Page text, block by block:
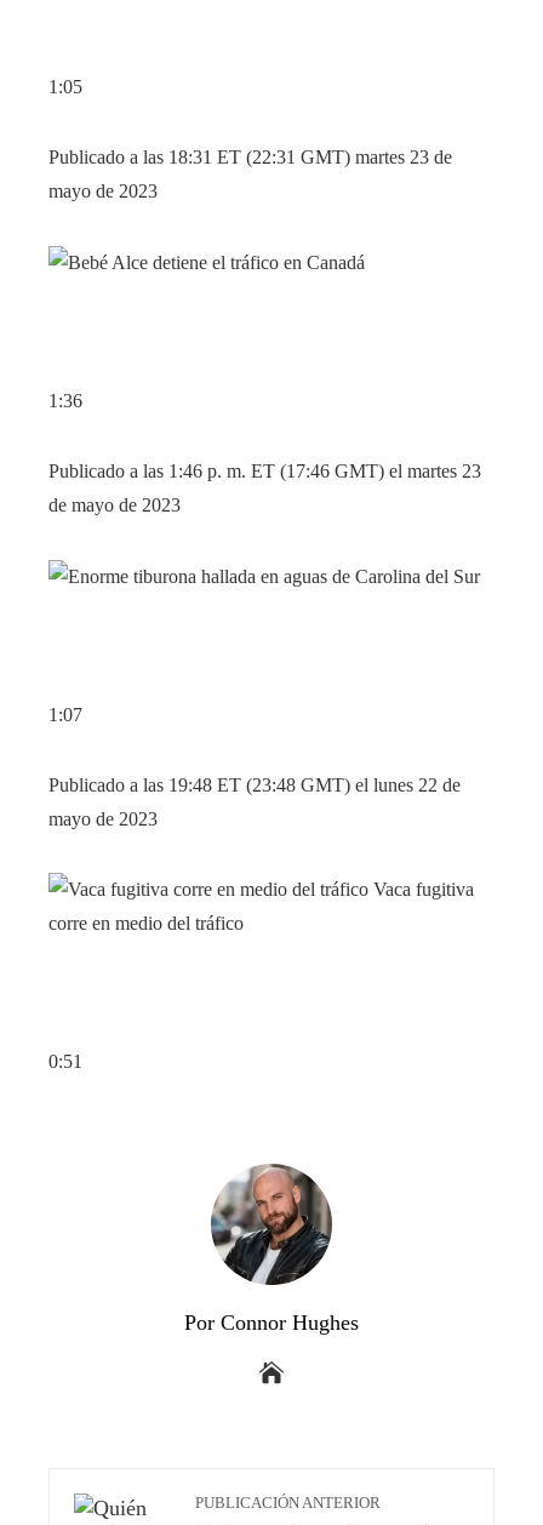
1:05
Publicado a las 18:31 ET (22:31 GMT) martes 23 de
mayo de 2023
1:36
Publicado a las 1:46 p. m. ET (17:46 GMT) el martes 23
de mayo de 2023
1:07
Publicado a las 19:48 ET (23:48 GMT) el lunes 22 de
mayo de 2023
0:51
Por Connor Hughes
PUBLICACIÓN ANTERIOR